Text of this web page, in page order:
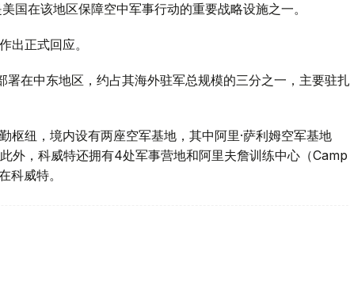
国在该地区保障空中军事行动的重要战略设施之一。
出正式回应。
在中东地区，约占其海外驻军总规模的三分之一，主要驻扎
枢纽，境内设有两座空军基地，其中阿里·萨利姆空军基地
外，科威特还拥有4处军事营地和阿里夫詹训练中心（Camp
科威特。